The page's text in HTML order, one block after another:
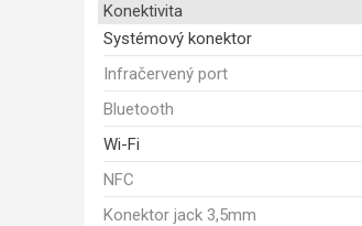
Konektivita
Systémový konektor
Infračervený port
Bluetooth
Wi-Fi
NFC
Konektor jack 3,5mm